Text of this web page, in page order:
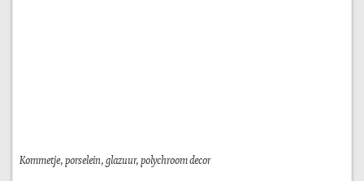
Kommetje, porselein, glazuur, polychroom decor